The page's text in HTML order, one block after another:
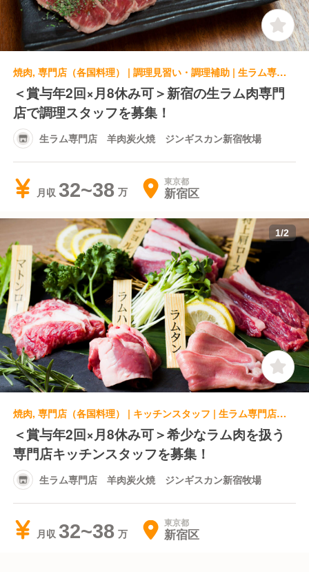
焼肉, 専門店（各国料理） | 調理見習い・調理補助 | 生ラム専門店 羊肉炭火焼 ジンギスカン新宿牧場
＜賞与年2回×月8休み可＞新宿の生ラム肉専門
店で調理スタッフを募集！
生ラム専門店 羊肉炭火焼 ジンギスカン新宿牧場
月収 32~38 東京都
新宿区
1/2
焼肉, 専門店（各国料理） | キッチンスタッフ | 生ラム専門店 羊肉炭火焼 ジンギスカン新宿牧場
＜賞与年2回×月8休み可＞希少なラム肉を扱う
専門店キッチンスタッフを募集！
生ラム専門店 羊肉炭火焼 ジンギスカン新宿牧場
月収 32~38 東京都
新宿区